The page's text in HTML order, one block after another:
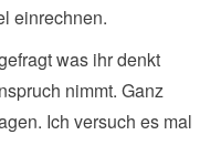
einrechnen.
was ihr denkt
nimmt. Ganz
Ich versuch es mal